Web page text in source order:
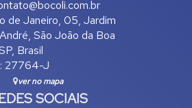
de Janeiro, 05, Jardim
, São João da Boa
, Brasil
27764-J
ver no mapa
SOCIAIS